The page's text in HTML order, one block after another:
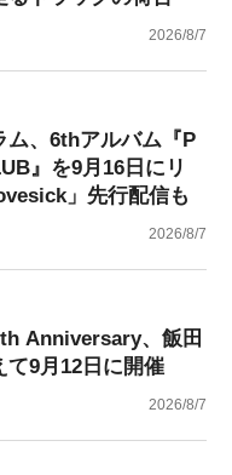
2026/8/7
ム、6thアルバム『P
』を9月16日にリ
」先行配信も
2026/8/7
Anniversary、飯田
て9月12日に開催
2026/8/7